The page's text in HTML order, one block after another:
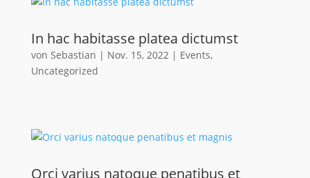
In hac habitasse platea dictumst
von Sebastian | Nov. 15, 2022 | Events,
Uncategorized
Orci varius natoque penatibus et